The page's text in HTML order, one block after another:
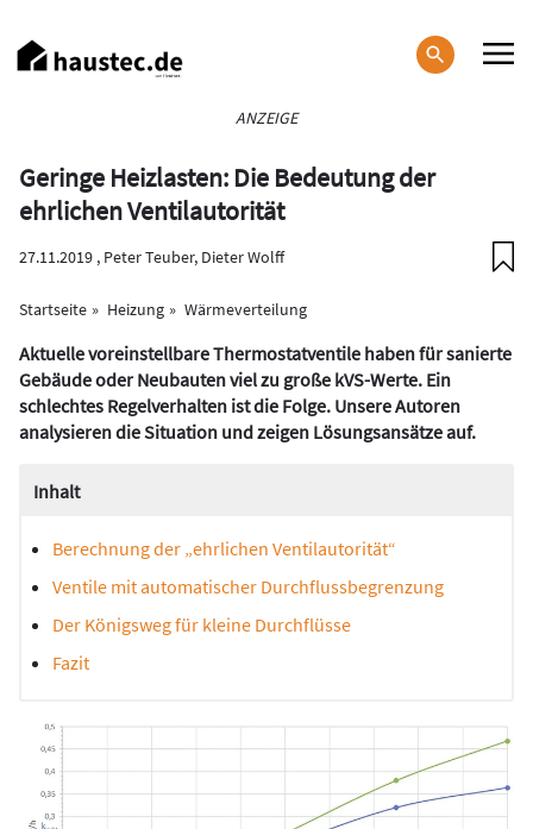
zum
Inhalt
ANZEIGE
Geringe Heizlasten: Die Bedeutung der
ehrlichen Ventilautorität
27.11.2019 , Peter Teuber, Dieter Wolff
Startseite Heizung Wärmeverteilung
Aktuelle voreinstellbare Thermostatventile haben für sanierte
Gebäude oder Neubauten viel zu große kVS-Werte. Ein
schlechtes Regelverhalten ist die Folge. Unsere Autoren
analysieren die Situation und zeigen Lösungsansätze auf.
Inhalt
Berechnung der „ehrlichen Ventilautorität“
Ventile mit automatischer Durchflussbegrenzung
Der Königsweg für kleine Durchflüsse
Fazit